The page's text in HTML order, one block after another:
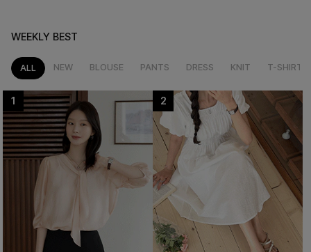
WEEKLY BEST
ALL NEW BLOUSE PANTS DRESS KNIT T-SHIRT